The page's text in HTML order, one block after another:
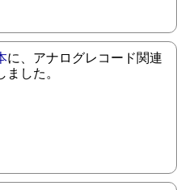
に、アナログレコード関連
した。